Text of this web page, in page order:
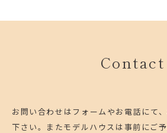
Contact
お問い合わせはフォームやお電話にて
下さい。 またモデルハウスは事前にご